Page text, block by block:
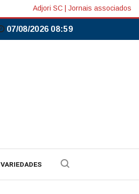
Adjori SC Jornais associados
07/08/2026 08:59
VARIEDADES